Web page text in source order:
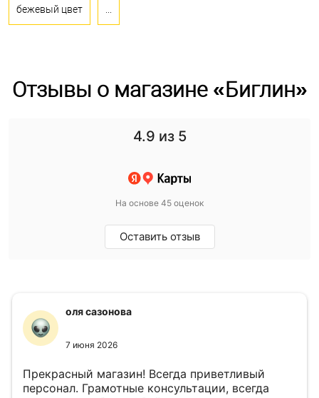
бежевый цвет
Отзывы о магазине «Биглин»
4.9 из 5
На основе 45 оценок
Оставить отзыв
оля сазонова
7 июня 2026
Прекрасный магазин! Всегда приветливый
персонал. Грамотные консультации, всегда